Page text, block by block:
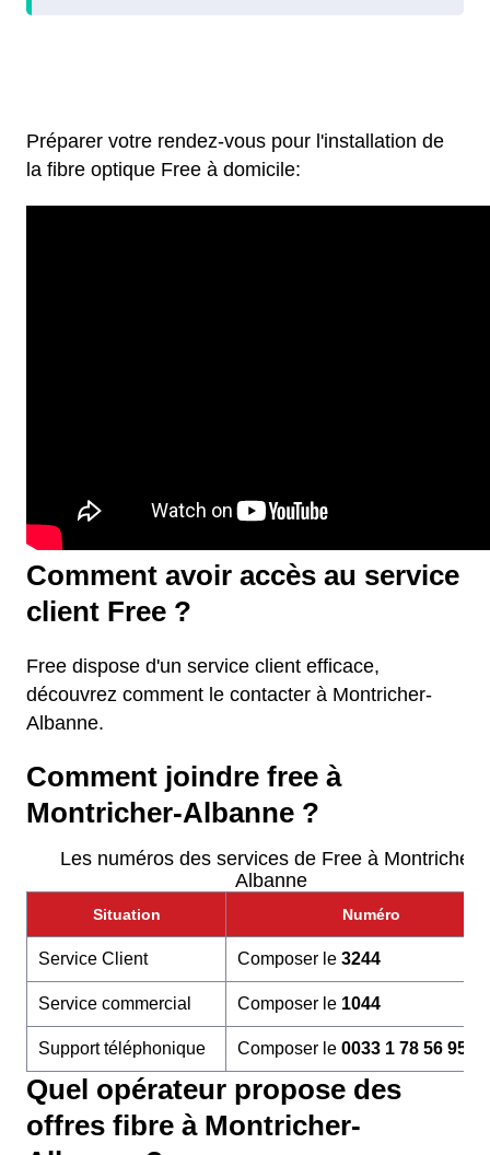
Préparer votre rendez-vous pour l'installation de
la fibre optique Free à domicile:
Comment avoir accès au service
client Free ?
Free dispose d'un service client efficace,
découvrez comment le contacter à Montricher-
Albanne.
Comment joindre free à
Montricher-Albanne ?
Les numéros des services de Free à Montricher-
Albanne
Situation Numéro
Service Client Composer le 3244
Service commercial Composer le 1044
Support téléphonique Composer le 0033 1 78 56 95 60
Quel opérateur propose des
offres fibre à Montricher-